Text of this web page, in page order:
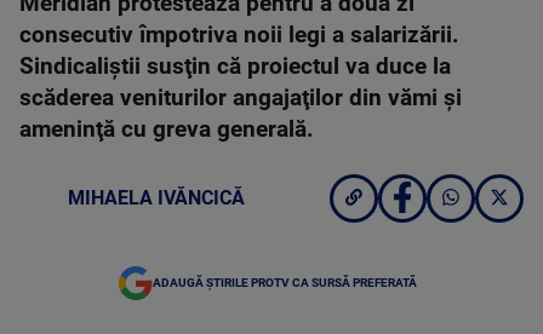
consecutiv împotriva noii legi a salarizării.
Sindicaliştii susţin că proiectul va duce la
scăderea veniturilor angajaţilor din vămi şi
ameninţă cu greva generală.
MIHAELA IVĂNCICĂ
ADAUGĂ ȘTIRILE PROTV CA SURSĂ PREFERATĂ